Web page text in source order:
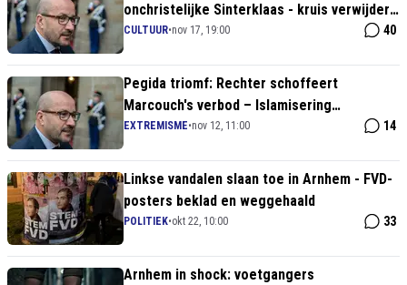
onchristelijke Sinterklaas - kruis verwijderd
van mijter
CULTUUR•nov 17, 19:00 40
Pegida triomf: Rechter schoffeert
Marcouch's verbod – Islamisering
ontmaskerd!
EXTREMISME•nov 12, 11:00 14
Linkse vandalen slaan toe in Arnhem - FVD-
posters beklad en weggehaald
POLITIEK•okt 22, 10:00 33
Arnhem in shock: voetgangers